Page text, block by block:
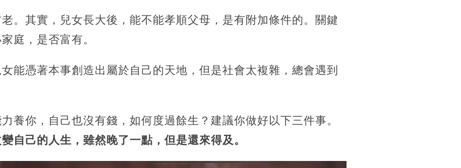
。其實，兒女長大後，能不能孝順父母，是有附加條件的。關鍵
庭，是否富有。
能憑著本事創造出屬於自己的天地，但是社會太複雜，總會遇到
養你，自己也沒有錢，如何度過餘生？建議你做好以下三件事。
自己的人生，雖然晚了一點，但是還來得及。